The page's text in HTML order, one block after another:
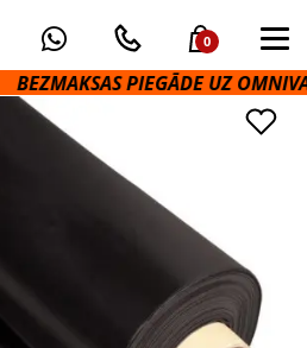
0
BEZMAKSAS PIEGĀDE UZ